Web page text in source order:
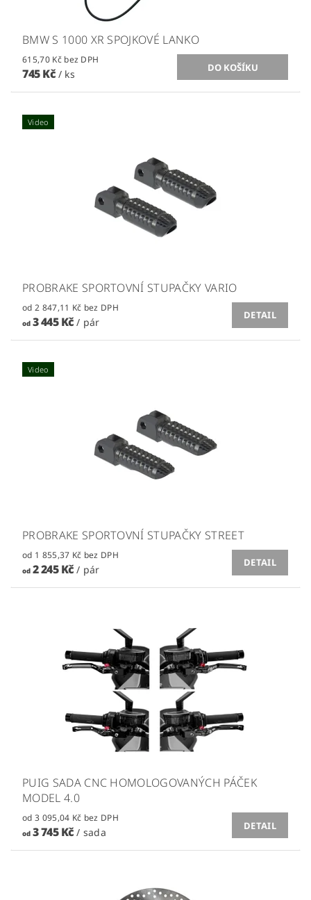
BMW S 1000 XR SPOJKOVÉ LANKO
615,70 Kč bez DPH
745 Kč / ks
Video
PROBRAKE SPORTOVNÍ STUPAČKY VARIO
od 2 847,11 Kč bez DPH
od3 445 Kč/ pár
DETAIL
Video
PROBRAKE SPORTOVNÍ STUPAČKY STREET
od 1 855,37 Kč bez DPH
od2 245 Kč/ pár
DETAIL
PUIG SADA CNC HOMOLOGOVANÝCH PÁČEK
MODEL 4.0
od 3 095,04 Kč bez DPH
od3 745 Kč/ sada
DETAIL